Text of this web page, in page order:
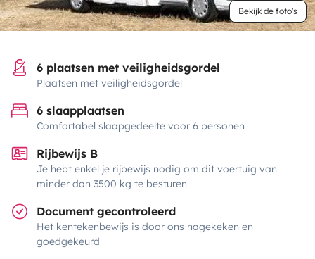
Bekijk de foto's
6 plaatsen met veiligheidsgordel
Plaatsen met veiligheidsgordel
6 slaapplaatsen
Comfortabel slaapgedeelte voor 6 personen
Rijbewijs B
Je hebt enkel je rijbewijs nodig om dit voertuig van
minder dan 3500 kg te besturen
Document gecontroleerd
Het kentekenbewijs is door ons nagekeken en
goedgekeurd